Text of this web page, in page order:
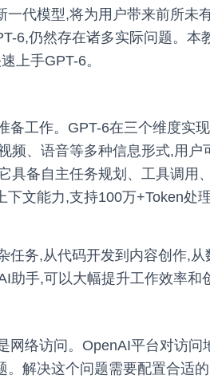
代模型,将为用户带来前所未
6,仍然存在诸多实际问题。本
上手GPT-6。
备工作。GPT-6在三个维度实
频、语音等多种信息形式,用户
具备自主任务规划、工具调用
文能力,支持100万+Token处
任务,从代码开发到内容创作,
手,可以大幅提升工作效率和
网络访问。OpenAI平台对访问
解决这个问题需要配置合适的